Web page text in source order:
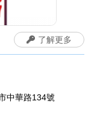
中華路134號
了解更多